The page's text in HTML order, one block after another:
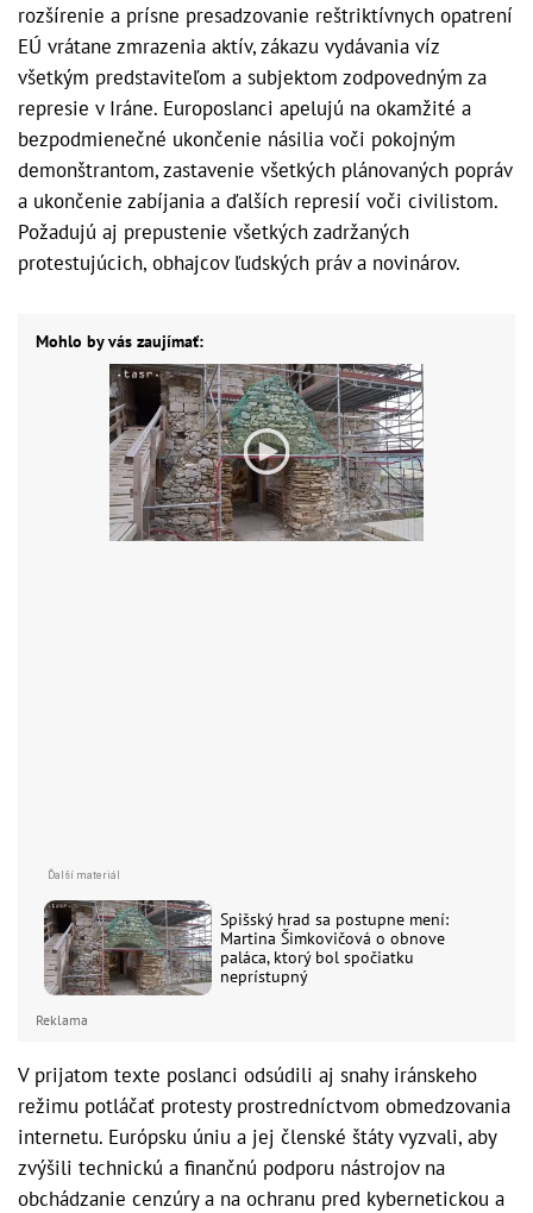
rozšírenie a prísne presadzovanie reštriktívnych opatrení
EÚ vrátane zmrazenia aktív, zákazu vydávania víz
všetkým predstaviteľom a subjektom zodpovedným za
represie v Iráne. Europoslanci apelujú na okamžité a
bezpodmienečné ukončenie násilia voči pokojným
demonštrantom, zastavenie všetkých plánovaných popráv
a ukončenie zabíjania a ďalších represií voči civilistom.
Požadujú aj prepustenie všetkých zadržaných
protestujúcich, obhajcov ľudských práv a novinárov.
Mohlo by vás zaujímať:
Spišský hrad sa postupne mení:
Martina Šimkovičová o obnove
paláca, ktorý bol spočiatku
neprístupný
Reklama
V prijatom texte poslanci odsúdili aj snahy iránskeho
režimu potláčať protesty prostredníctvom obmedzovania
internetu. Európsku úniu a jej členské štáty vyzvali, aby
zvýšili technickú a finančnú podporu nástrojov na
obchádzanie cenzúry a na ochranu pred kybernetickou a